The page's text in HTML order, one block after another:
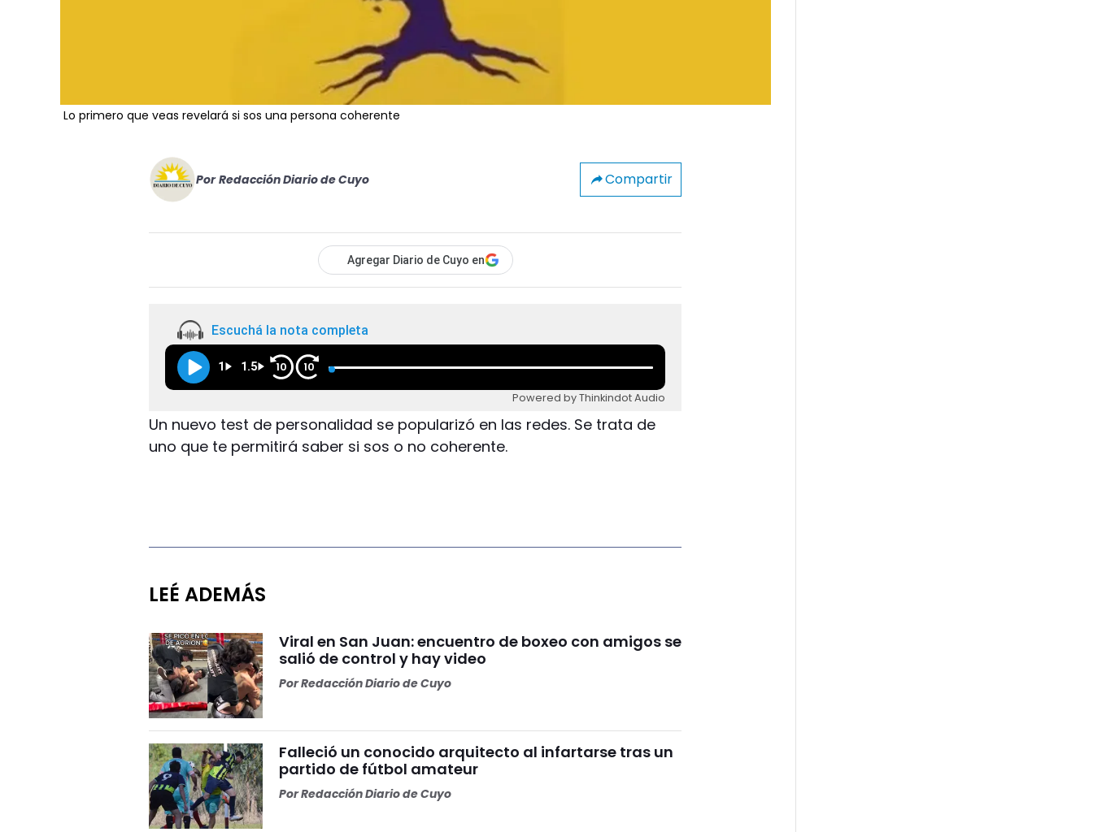
Lo primero que veas revelará si sos una persona coherente
Por Redacción Diario de Cuyo Compartir
Agregar Diario de Cuyo en
Escuchá la nota completa
1 1.5 10 10
Powered by Thinkindot Audio
Un nuevo test de personalidad se popularizó en las redes. Se trata de
uno que te permitirá saber si sos o no coherente.
LEÉ ADEMÁS
Viral en San Juan: encuentro de boxeo con amigos se
salió de control y hay video
PorRedacción Diario de Cuyo
Falleció un conocido arquitecto al infartarse tras un
partido de fútbol amateur
PorRedacción Diario de Cuyo